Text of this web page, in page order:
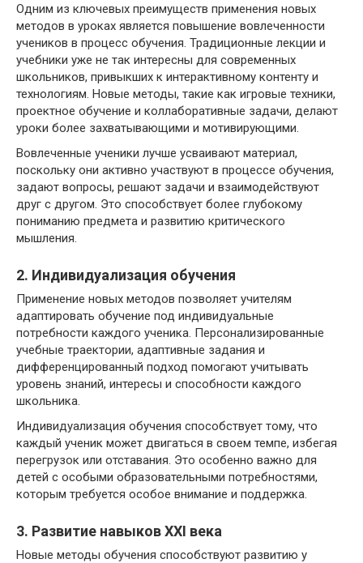
Одним из ключевых преимуществ применения новых
методов в уроках является повышение вовлеченности
учеников в процесс обучения. Традиционные лекции и
учебники уже не так интересны для современных
школьников, привыкших к интерактивному контенту и
технологиям. Новые методы, такие как игровые техники,
проектное обучение и коллаборативные задачи, делают
уроки более захватывающими и мотивирующими.
Вовлеченные ученики лучше усваивают материал,
поскольку они активно участвуют в процессе обучения,
задают вопросы, решают задачи и взаимодействуют
друг с другом. Это способствует более глубокому
пониманию предмета и развитию критического
мышления.
2. Индивидуализация обучения
Применение новых методов позволяет учителям
адаптировать обучение под индивидуальные
потребности каждого ученика. Персонализированные
учебные траектории, адаптивные задания и
дифференцированный подход помогают учитывать
уровень знаний, интересы и способности каждого
школьника.
Индивидуализация обучения способствует тому, что
каждый ученик может двигаться в своем темпе, избегая
перегрузок или отставания. Это особенно важно для
детей с особыми образовательными потребностями,
которым требуется особое внимание и поддержка.
3. Развитие навыков XXI века
Новые методы обучения способствуют развитию у